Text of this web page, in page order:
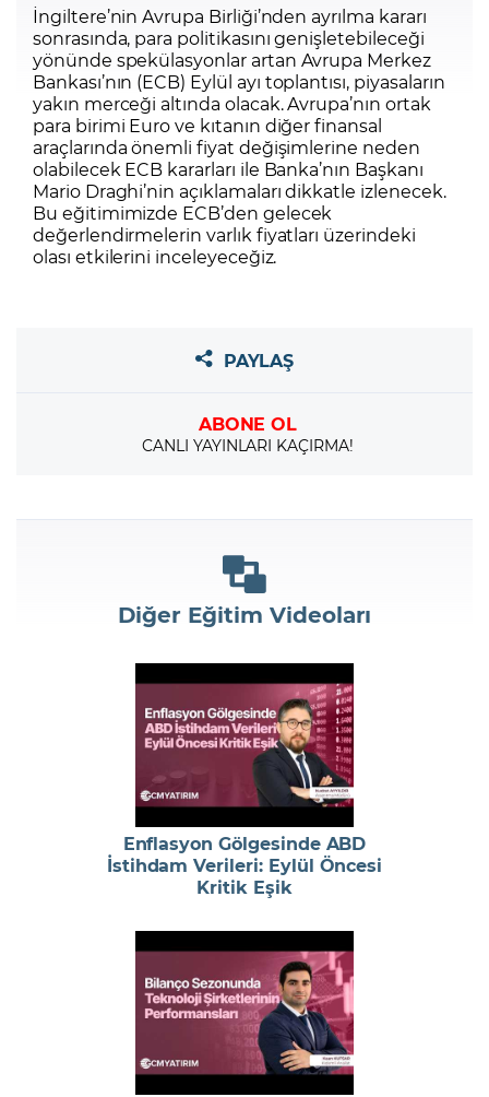
İngiltere’nin Avrupa Birliği’nden ayrılma kararı
sonrasında, para politikasını genişletebileceği
yönünde spekülasyonlar artan Avrupa Merkez
Bankası’nın (ECB) Eylül ayı toplantısı, piyasaların
yakın merceği altında olacak. Avrupa’nın ortak
para birimi Euro ve kıtanın diğer finansal
araçlarında önemli fiyat değişimlerine neden
olabilecek ECB kararları ile Banka’nın Başkanı
Mario Draghi’nin açıklamaları dikkatle izlenecek.
Bu eğitimimizde ECB’den gelecek
değerlendirmelerin varlık fiyatları üzerindeki
olası etkilerini inceleyeceğiz.
PAYLAŞ
ABONE OL
CANLI YAYINLARI KAÇIRMA!
Diğer Eğitim Videoları
Enflasyon Gölgesinde ABD
İstihdam Verileri: Eylül Öncesi
Kritik Eşik